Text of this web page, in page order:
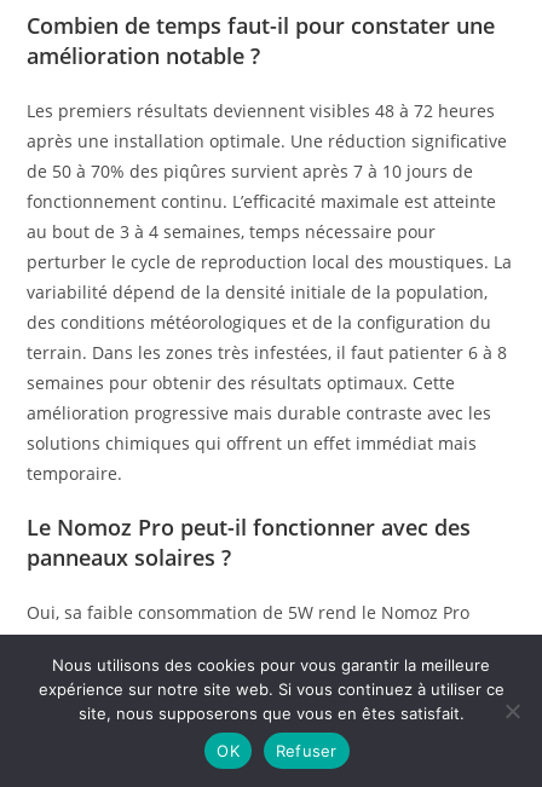
Combien de temps faut-il pour constater une
amélioration notable ?
Les premiers résultats deviennent visibles 48 à 72 heures
après une installation optimale. Une réduction significative
de 50 à 70% des piqûres survient après 7 à 10 jours de
fonctionnement continu. L’efficacité maximale est atteinte
au bout de 3 à 4 semaines, temps nécessaire pour
perturber le cycle de reproduction local des moustiques. La
variabilité dépend de la densité initiale de la population,
des conditions météorologiques et de la configuration du
terrain. Dans les zones très infestées, il faut patienter 6 à 8
semaines pour obtenir des résultats optimaux. Cette
amélioration progressive mais durable contraste avec les
solutions chimiques qui offrent un effet immédiat mais
temporaire.
Le Nomoz Pro peut-il fonctionner avec des
panneaux solaires ?
Oui, sa faible consommation de 5W rend le Nomoz Pro
parfaitement compatible avec une alimentation solaire. Le
kit solaire recommandé comprend un panneau de 20W
minimum, une batterie 12V 7Ah et un régulateur de charge,
offrant une autonomie de 3 à 4 jours sans soleil.
L’installation reste simple grâce à l’adaptateur 12V fourni.
Nous utilisons des cookies pour vous garantir la meilleure
expérience sur notre site web. Si vous continuez à utiliser ce
site, nous supposerons que vous en êtes satisfait.
OK
Refuser